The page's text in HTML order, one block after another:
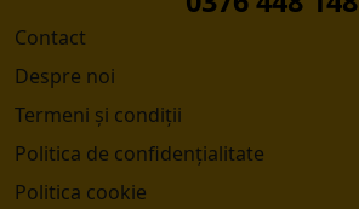
Contact
Despre noi
Termeni și condiții
Politica de confidențialitate
Politica cookie